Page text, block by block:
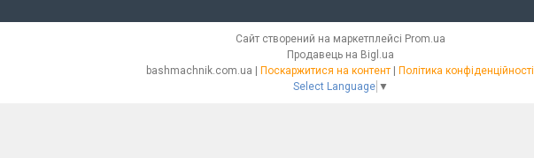
Сайт створений на маркетплейсі Prom.ua
Продавець на Bigl.ua
bashmachnik.com.ua | Поскаржитися на контент | Політика конфіденційності
Select Language ▼